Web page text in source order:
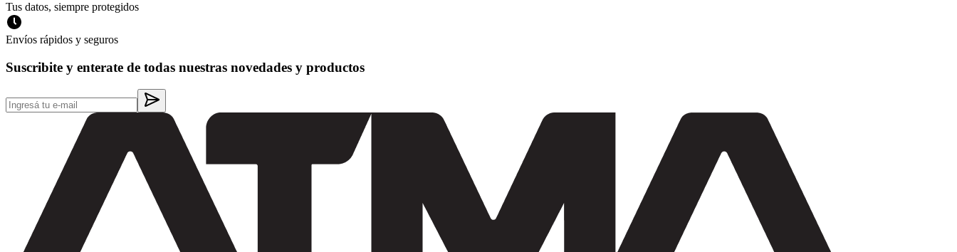
Tus datos, siempre protegidos
Envíos rápidos y seguros
Suscribite y enterate de todas nuestras novedades y productos